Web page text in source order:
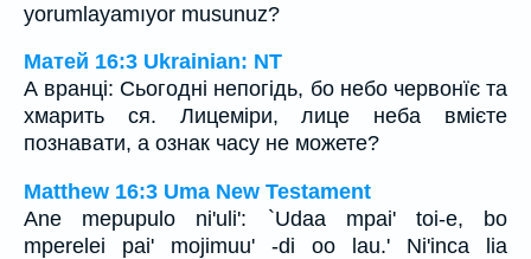
yorumlayamıyor musunuz?
Матей 16:3 Ukrainian: NT
А вранці: Сьогодні непогідь, бо небо червонїє та
хмарить ся. Лицеміри, лице неба вмієте
познавати, а ознак часу не можете?
Matthew 16:3 Uma New Testament
Ane mepupulo ni'uli': `Udaa mpai' toi-e, bo
mperelei pai' mojimuu' -di oo lau.' Ni'inca lia